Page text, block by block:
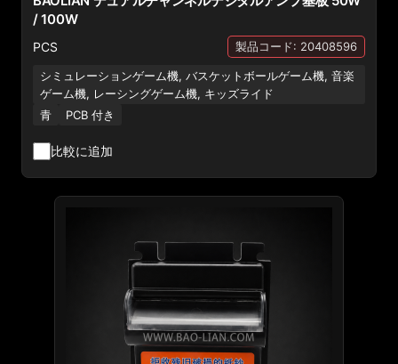
/ 100W
PCS 製品コード: 20408596
シミュレーションゲーム機, バスケットボールゲーム機, 音楽
ゲーム機, レーシングゲーム機, キッズライド
青
PCB 付き
比較に追加